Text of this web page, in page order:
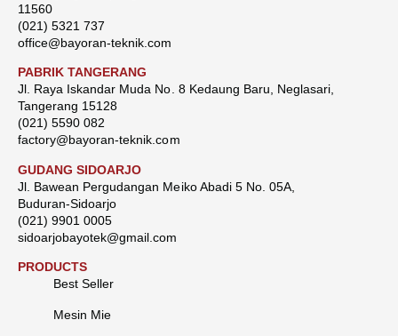
11560
(021) 5321 737
office@bayoran-teknik.com
PABRIK TANGERANG
Jl. Raya Iskandar Muda No. 8 Kedaung Baru, Neglasari,
Tangerang 15128
(021) 5590 082
factory@bayoran-teknik.com
GUDANG SIDOARJO
Jl. Bawean Pergudangan Meiko Abadi 5 No. 05A,
Buduran-Sidoarjo
(021) 9901 0005
sidoarjobayotek@gmail.com
PRODUCTS
Best Seller
Mesin Mie